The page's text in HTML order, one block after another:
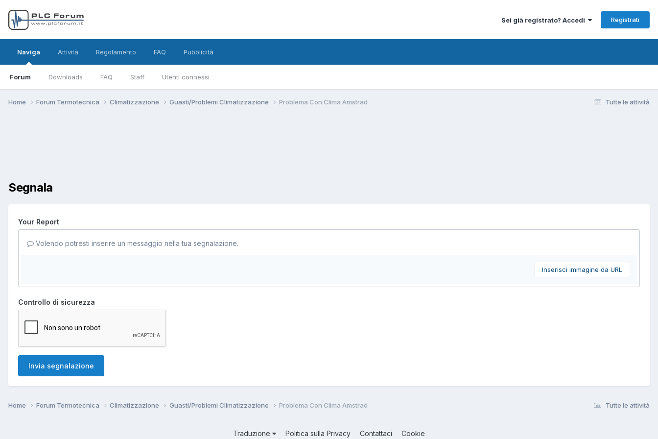
Sei già registrato? Accedi Registrati
Naviga
Forum Downloads FAQ Staff Utenti connessi
Attività Regolamento FAQ Pubblicità
Tutte le attività
Home Forum Termotecnica Climatizzazione Guasti/Problemi Climatizzazione Problema Con Clima Amstrad
Segnala
Your Report
Volendo potresti inserire un messaggio nella tua segnalazione.
Inserisci immagine da URL
Controllo di sicurezza
Invia segnalazione
Tutte le attività
Home Forum Termotecnica Climatizzazione Guasti/Problemi Climatizzazione Problema Con Clima Amstrad
Traduzione Politica sulla Privacy Contattaci Cookie